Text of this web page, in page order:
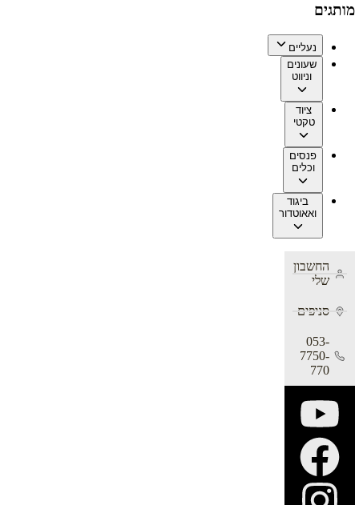
מותגים
נעליים
שעונים
וניווט
ציוד
טקטי
פנסים
וכלים
ביגוד
ואאוטדור
החשבון
שלי
סניפים
053-
7750-
770